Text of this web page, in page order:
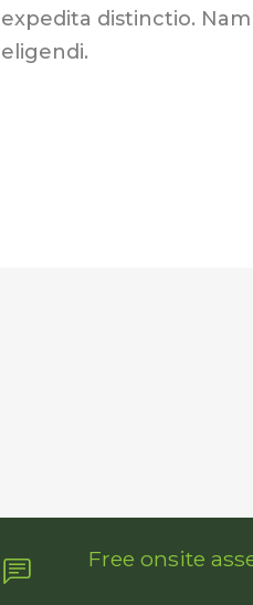
expedita distinctio.
eligendi.
Free onsite